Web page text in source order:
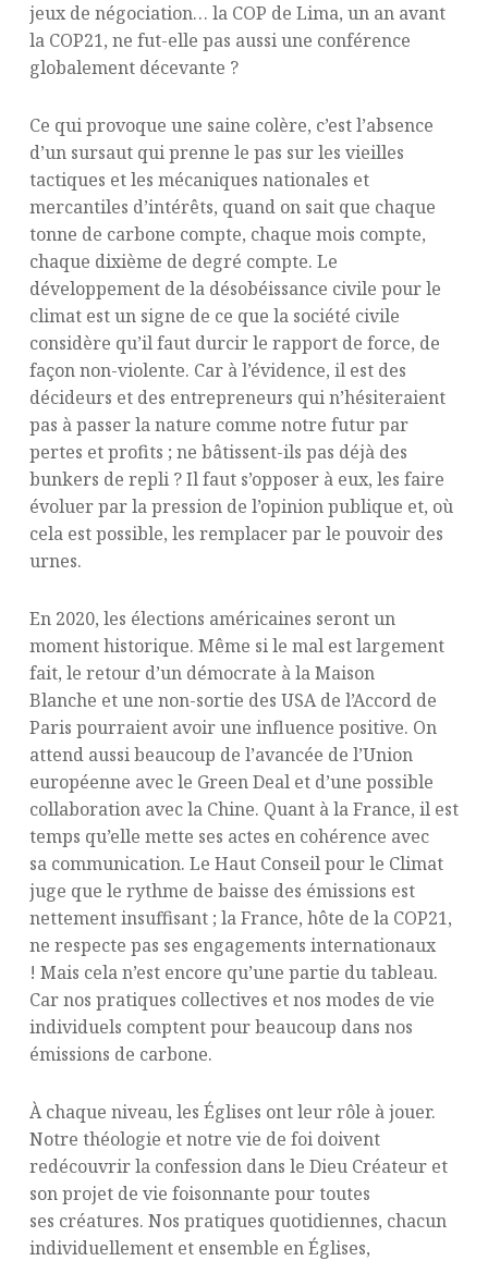
jeux de négociation… la COP de Lima, un an avant
la COP21, ne fut-elle pas aussi une conférence
globalement décevante ?
Ce qui provoque une saine colère, c’est l’absence
d’un sursaut qui prenne le pas sur les vieilles
tactiques et les mécaniques nationales et
mercantiles d’intérêts, quand on sait que chaque
tonne de carbone compte, chaque mois compte,
chaque dixième de degré compte. Le
développement de la désobéissance civile pour le
climat est un signe de ce que la société civile
considère qu’il faut durcir le rapport de force, de
façon non-violente. Car à l’évidence, il est des
décideurs et des entrepreneurs qui n’hésiteraient
pas à passer la nature comme notre futur par
pertes et profits ; ne bâtissent-ils pas déjà des
bunkers de repli ? Il faut s’opposer à eux, les faire
évoluer par la pression de l’opinion publique et, où
cela est possible, les remplacer par le pouvoir des
urnes.
En 2020, les élections américaines seront un
moment historique. Même si le mal est largement
fait, le retour d’un démocrate à la Maison
Blanche et une non-sortie des USA de l’Accord de
Paris pourraient avoir une influence positive. On
attend aussi beaucoup de l’avancée de l’Union
européenne avec le Green Deal et d’une possible
collaboration avec la Chine. Quant à la France, il est
temps qu’elle mette ses actes en cohérence avec
sa communication. Le Haut Conseil pour le Climat
juge que le rythme de baisse des émissions est
nettement insuffisant ; la France, hôte de la COP21,
ne respecte pas ses engagements internationaux
! Mais cela n’est encore qu’une partie du tableau.
Car nos pratiques collectives et nos modes de vie
individuels comptent pour beaucoup dans nos
émissions de carbone.
À chaque niveau, les Églises ont leur rôle à jouer.
Notre théologie et notre vie de foi doivent
redécouvrir la confession dans le Dieu Créateur et
son projet de vie foisonnante pour toutes
ses créatures. Nos pratiques quotidiennes, chacun
individuellement et ensemble en Églises,